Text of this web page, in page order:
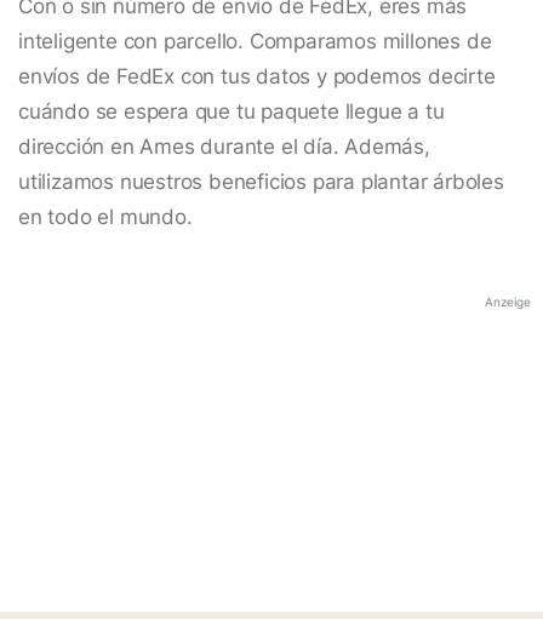
Con o sin número de envío de FedEx, eres más
inteligente con parcello. Comparamos millones de
envíos de FedEx con tus datos y podemos decirte
cuándo se espera que tu paquete llegue a tu
dirección en Ames durante el día. Además,
utilizamos nuestros beneficios para plantar árboles
en todo el mundo.
Anzeige